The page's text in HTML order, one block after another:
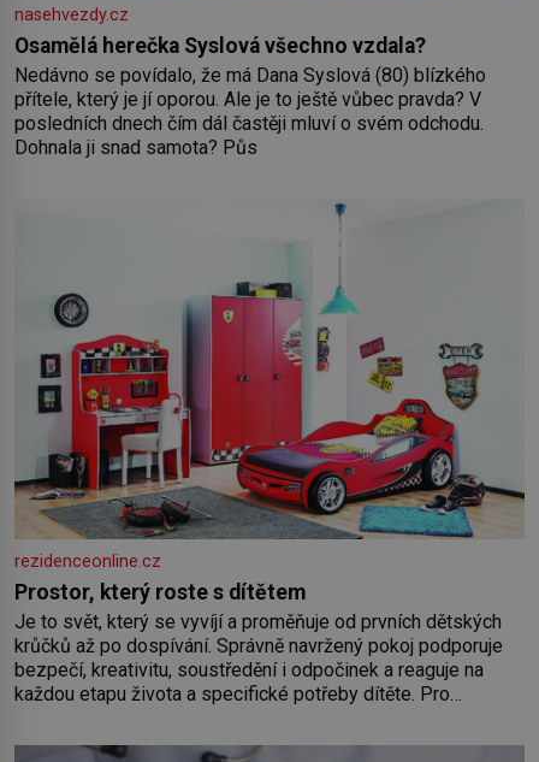
nasehvezdy.cz
Osamělá herečka Syslová všechno vzdala?
Nedávno se povídalo, že má Dana Syslová (80) blízkého
přítele, který je jí oporou. Ale je to ještě vůbec pravda? V
posledních dnech čím dál častěji mluví o svém odchodu.
Dohnala ji snad samota? Půs
rezidenceonline.cz
Prostor, který roste s dítětem
Je to svět, který se vyvíjí a proměňuje od prvních dětských
krůčků až po dospívání. Správně navržený pokoj podporuje
bezpečí, kreativitu, soustředění i odpočinek a reaguje na
každou etapu života a specifické potřeby dítěte. Pro
by pokoj miminka měl působit především klidně a útulně.